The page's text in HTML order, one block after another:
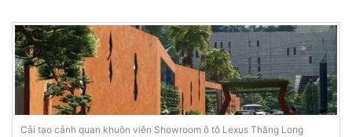
Cải tạo cảnh quan khuôn viên Showroom ô tô Lexus Thăng Long